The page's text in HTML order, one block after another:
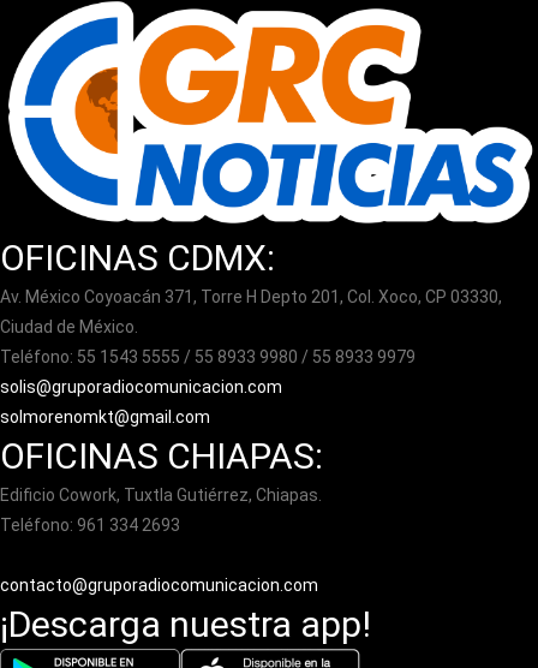
OFICINAS CDMX:
Av. México Coyoacán 371, Torre H Depto 201, Col. Xoco, CP 03330,
Ciudad de México.
Teléfono: 55 1543 5555 / 55 8933 9980 / 55 8933 9979
solis@gruporadiocomunicacion.com
solmorenomkt@gmail.com
OFICINAS CHIAPAS:
Edificio Cowork, Tuxtla Gutiérrez, Chiapas.
Teléfono: 961 334 2693
contacto@gruporadiocomunicacion.com
¡Descarga nuestra app!